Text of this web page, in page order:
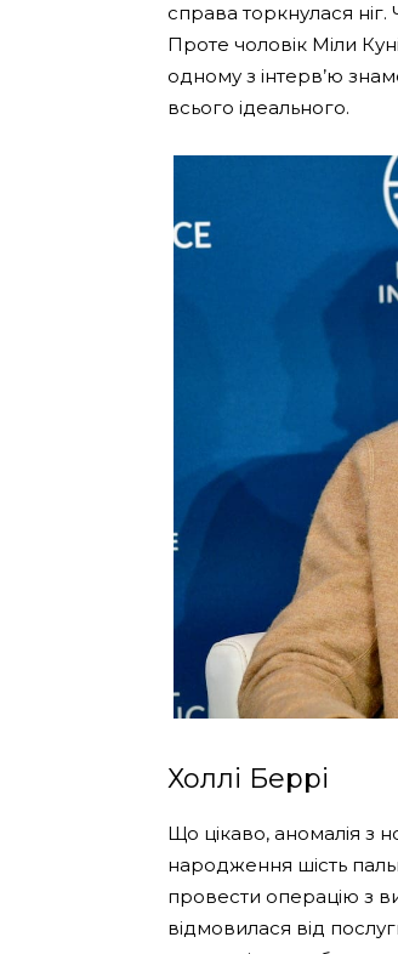
справа торкнулася
Проте чоловік Міли
одному з інтерв’ю
всього ідеального.
Холлі Беррі
Що цікаво, аномалія з
народження шість
провести операцію з
відмовилася від